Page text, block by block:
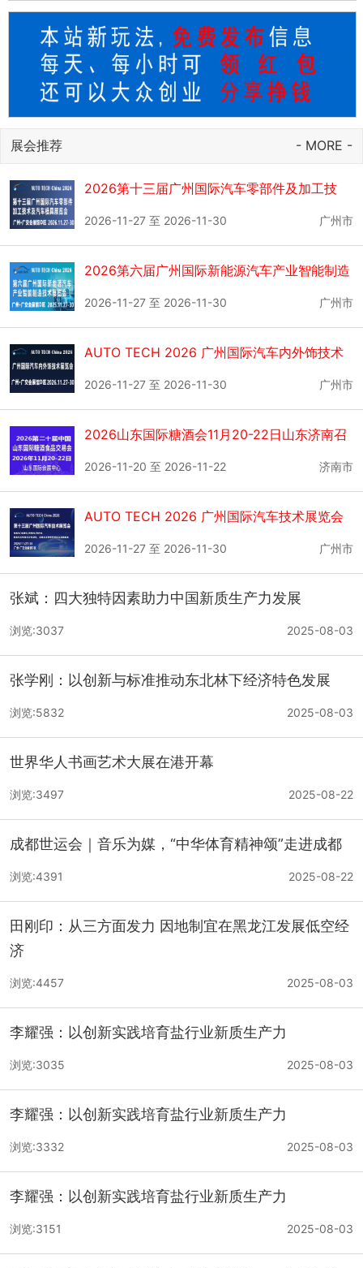
展会推荐 - MORE -
2026第十三届广州国际汽车零部件及加工技
术、汽车模具展览会
广州市
2026-11-27 至 2026-11-30
2026第六届广州国际新能源汽车产业智能制造
技术展览会
广州市
2026-11-27 至 2026-11-30
AUTO TECH 2026 广州国际汽车内外饰技术
展览会
广州市
2026-11-27 至 2026-11-30
2026山东国际糖酒会11月20-22日山东济南召
开
济南市
2026-11-20 至 2026-11-22
AUTO TECH 2026 广州国际汽车技术展览会
广州市
2026-11-27 至 2026-11-30
张斌：四大独特因素助力中国新质生产力发展
2025-08-03
浏览:3037
张学刚：以创新与标准推动东北林下经济特色发展
2025-08-03
浏览:5832
世界华人书画艺术大展在港开幕
2025-08-22
浏览:3497
成都世运会｜音乐为媒，“中华体育精神颂”走进成都
2025-08-22
浏览:4391
田刚印：从三方面发力 因地制宜在黑龙江发展低空经
济
2025-08-03
浏览:4457
李耀强：以创新实践培育盐行业新质生产力
2025-08-03
浏览:3035
李耀强：以创新实践培育盐行业新质生产力
2025-08-03
浏览:3332
李耀强：以创新实践培育盐行业新质生产力
2025-08-03
浏览:3151